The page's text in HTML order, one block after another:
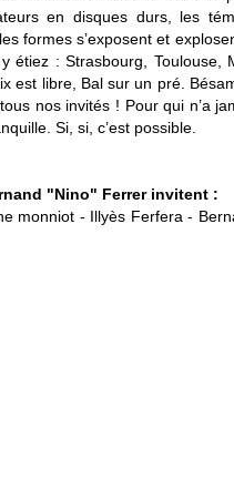
en disques durs, les
formes s’exposent et
étiez : Strasbourg, Toulouse,
est libre, Bal sur un pré.
nos invités ! Pour qui n’a
Si, si, c’est possible.
"Nino" Ferrer invitent :
monniot - Illyès Ferfera -